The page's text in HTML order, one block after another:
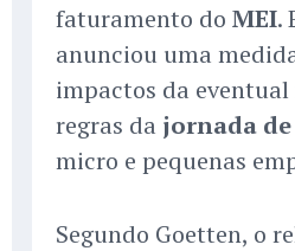
faturamento do MEI.
anunciou uma
impactos da
regras da jornada
micro e pequenas
Segundo Goetten, o